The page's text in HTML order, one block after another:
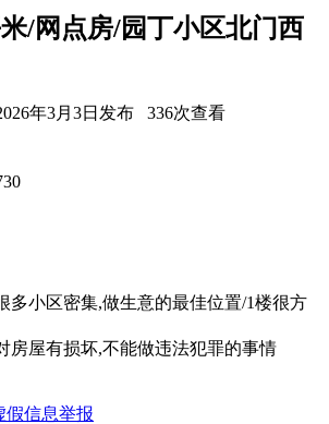
/网点房/园丁小区北门西
年3月3日发布 336次查看
多小区密集,做生意的最佳位置/1楼很方
房屋有损坏,不能做违法犯罪的事情
信息举报